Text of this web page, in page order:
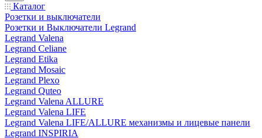
Каталог
Розетки и выключатели
Розетки и Выключатели Legrand
Legrand Valena
Legrand Celiane
Legrand Etika
Legrand Mosaic
Legrand Plexo
Legrand Quteo
Legrand Valena ALLURE
Legrand Valena LIFE
Legrand Valena LIFE/ALLURE механизмы и лицевые панели
Legrand INSPIRIA